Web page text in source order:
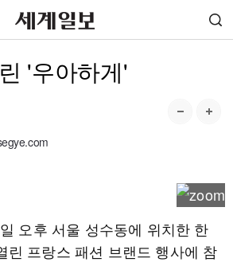
'우아하게'
오후 서울 성수동에 위치한 한
린 프랑스 패션 브랜드 행사에 참